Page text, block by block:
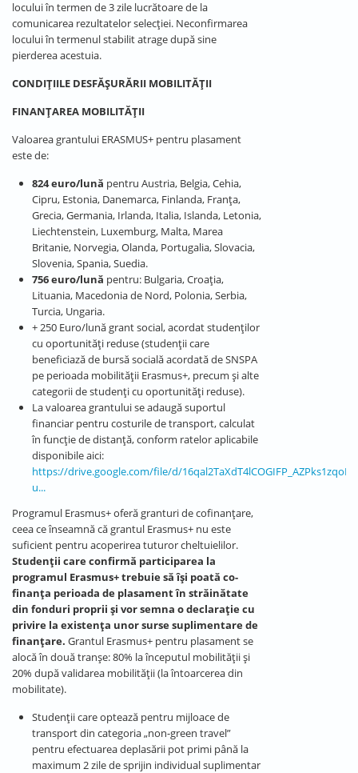
locului în termen de 3 zile lucrătoare de la
comunicarea rezultatelor selecției. Neconfirmarea
locului în termenul stabilit atrage după sine
pierderea acestuia.
CONDIȚIILE DESFĂȘURĂRII MOBILITĂȚII
FINANȚAREA MOBILITĂȚII
Valoarea grantului ERASMUS+ pentru plasament
este de:
824 euro/lună pentru Austria, Belgia, Cehia,
Cipru, Estonia, Danemarca, Finlanda, Franţa,
Grecia, Germania, Irlanda, Italia, Islanda, Letonia,
Liechtenstein, Luxemburg, Malta, Marea
Britanie, Norvegia, Olanda, Portugalia, Slovacia,
Slovenia, Spania, Suedia.
756 euro/lună pentru: Bulgaria, Croaţia,
Lituania, Macedonia de Nord, Polonia, Serbia,
Turcia, Ungaria.
+ 250 Euro/lună grant social, acordat studenţilor
cu oportunităţi reduse (studenții care
beneficiază de bursă socială acordată de SNSPA
pe perioada mobilității Erasmus+, precum și alte
categorii de studenți cu oportunități reduse).
La valoarea grantului se adaugă suportul
financiar pentru costurile de transport, calculat
în funcție de distanță, conform ratelor aplicabile
disponibile aici:
https://drive.google.com/file/d/
u...
Programul Erasmus+ oferă granturi de cofinanţare,
ceea ce înseamnă că grantul Erasmus+ nu este
suficient pentru acoperirea tuturor cheltuielilor.
Studenţii care confirmă participarea la
programul Erasmus+ trebuie să îşi poată co-
finanţa perioada de plasament în străinătate
din fonduri proprii și vor semna o declarație cu
privire la existența unor surse suplimentare de
finanțare. Grantul Erasmus+ pentru plasament se
alocă în două tranșe: 80% la începutul mobilității și
20% după validarea mobilității (la întoarcerea din
mobilitate).
Studenții care optează pentru mijloace de
transport din categoria „non-green travel”
pentru efectuarea deplasării pot primi până la
maximum 2 zile de sprijin individual suplimentar